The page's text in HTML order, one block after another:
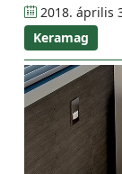
2018. április
Keramag